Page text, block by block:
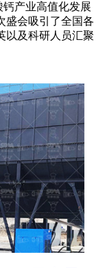
钙产业高值化发展
盛会吸引了全国各
以及科研人员汇聚